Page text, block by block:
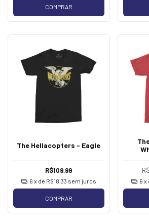
COMPRAR
The Hellacopters - Eagle
R$109,99
6 x de R$18,33 sem juros
COMPRAR
6 x